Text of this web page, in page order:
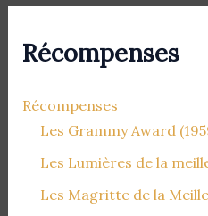
Récompenses
Récompenses
Les Grammy Award
Les Lumières de la
Les Magritte de la